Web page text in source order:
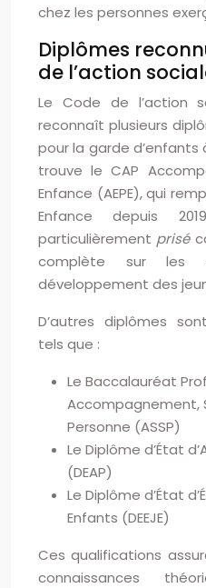
chez les personnes
Diplômes
de l’action
Le Code de l’action
reconnaît plusieurs
pour la garde d’enfants
trouve le CAP
Enfance (AEPE), qui
Enfance depuis
particulièrement prisé
complète sur les
développement des
D’autres diplômes
tels que :
Le Baccalauréat
Accompagnement,
Personne (ASSP)
Le Diplôme d’État
(DEAP)
Le Diplôme d’État
Enfants (DEEJE)
Ces qualifications
connaissances